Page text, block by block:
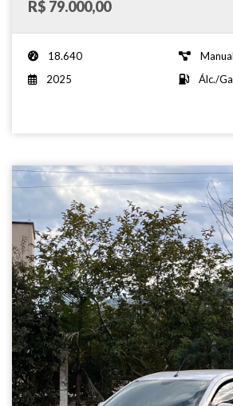
R$ 79.000,00
18.640
Manual
2025
Álc./